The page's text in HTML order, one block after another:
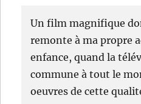
Un film magnifique
remonte à ma propre
enfance, quand la
commune à tout le
oeuvres de cette